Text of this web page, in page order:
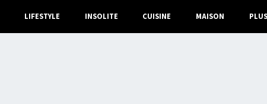
LIFESTYLE INSOLITE CUISINE MAISON PLUS